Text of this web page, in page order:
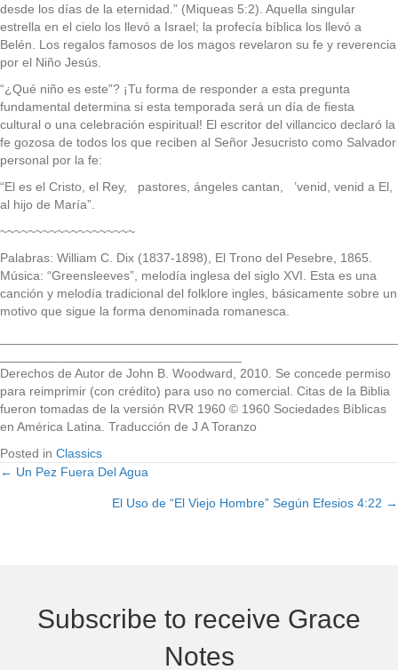
desde los días de la eternidad.” (Miqueas 5:2). Aquella singular
estrella en el cielo los llevó a Israel; la profecía bíblica los llevó a
Belén. Los regalos famosos de los magos revelaron su fe y reverencia
por el Niño Jesús.
“¿Qué niño es este”? ¡Tu forma de responder a esta pregunta
fundamental determina si esta temporada será un día de fiesta
cultural o una celebración espiritual! El escritor del villancico declaró la
fe gozosa de todos los que reciben al Señor Jesucristo como Salvador
personal por la fe:
“El es el Cristo, el Rey, pastores, ángeles cantan, ’venid, venid a El,
al hijo de María”.
~~~~~~~~~~~~~~~~~~~
Palabras: William C. Dix (1837-1898), El Trono del Pesebre, 1865.
Música: “Greensleeves”, melodía inglesa del siglo XVI. Esta es una
canción y melodía tradicional del folklore ingles, básicamente sobre un
motivo que sigue la forma denominada romanesca.
Derechos de Autor de John B. Woodward, 2010. Se concede permiso
para reimprimir (con crédito) para uso no comercial. Citas de la Biblia
fueron tomadas de la versión RVR 1960 © 1960 Sociedades Bíblicas
en América Latina. Traducción de J A Toranzo
Posted in Classics
Posts
navigation
← Un Pez Fuera Del Agua
El Uso de “El Viejo Hombre” Según Efesios 4:22 →
Subscribe to receive Grace
Notes